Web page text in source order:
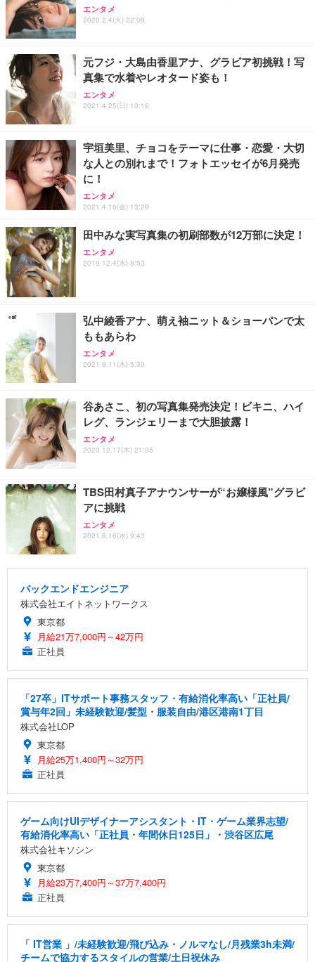
エンタメ
2020.2.4(火) 22:09
元フジ・大島由香里アナ、グラビア初挑戦！写
真集で水着やレオタード姿も！
エンタメ
2021.4.25(日) 10:16
宇垣美里、チョコをテーマに仕事・恋愛・大切
な人との別れまで！フォトエッセイが6月発売
に！
エンタメ
2021.4.16(金) 13:29
田中みな実写真集の初刷部数が12万部に決定！
エンタメ
2019.12.4(水) 8:53
弘中綾香アナ、萌え袖ニット＆ショーパンで太
ももあらわ
エンタメ
2021.8.11(水) 5:30
谷あさこ、初の写真集発売決定！ビキニ、ハイ
レグ、ランジェリーまで大胆披露！
エンタメ
2020.12.17(木) 21:05
TBS田村真子アナウンサーが“お嬢様風”グラビ
アに挑戦
エンタメ
2021.6.16(水) 9:43
バックエンドエンジニア
株式会社エイトネットワークス
東京都
月給21万7,000円～42万円
正社員
「27卒」ITサポート事務スタッフ・有給消化率高い「正社員/
賞与年2回」未経験歓迎/髪型・服装自由/港区港南1丁目
株式会社LOP
東京都
月給25万1,400円～32万円
正社員
ゲーム向けUIデザイナーアシスタント・IT・ゲーム業界志望/
有給消化率高い「正社員・年間休日125日」・渋谷区広尾
株式会社キソシン
東京都
月給23万7,400円～37万7,400円
正社員
「 IT営業 」/未経験歓迎/飛び込み・ノルマなし/月残業3h未満/
チームで協力するスタイルの営業/土日祝休み